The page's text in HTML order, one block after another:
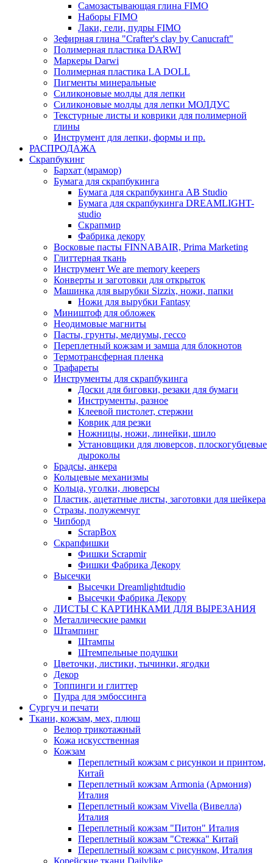
Самозастывающая глина FIMO
Наборы FIMO
Лаки, гели, пудры FIMO
Зефирная глина "Crafter's clay by Canucraft"
Полимерная пластика DARWI
Маркеры Darwi
Полимерная пластика LA DOLL
Пигменты минеральные
Силиконовые молды для лепки
Силиконовые молды для лепки МОЛДУС
Текстурные листы и коврики для полимерной
глины
Инструмент для лепки, формы и пр.
РАСПРОДАЖА
Скрапбукинг
Бархат (мрамор)
Бумага для скрапбукинга
Бумага для скрапбукинга AB Studio
Бумага для скрапбукинга DREAMLIGHT-
studio
Скрапмир
Фабрика декору
Восковые пасты FINNABAIR, Prima Marketing
Глиттерная ткань
Инструмент We are memory keepers
Конверты и заготовки для открыток
Машинка для вырубки Sizzix, ножи, папки
Ножи для вырубки Fantasy
Миништоф для обложек
Неодимовые магниты
Пасты, грунты, медиумы, гессо
Переплетный кожзам и замша для блокнотов
Термотрансферная пленка
Трафареты
Инструменты для скрапбукинга
Доски для биговки, резаки для бумаги
Инструменты, разное
Клеевой пистолет, стержни
Коврик для резки
Ножницы, ножи, линейки, шило
Установщики для люверсов, плоскогубцевые
дыроколы
Брадсы, анкера
Кольцевые механизмы
Кольца, уголки, люверсы
Пластик, ацетатные листы, заготовки для шейкера
Стразы, полужемчуг
Чипборд
ScrapBox
Скрапфишки
Фишки Scrapmir
Фишки Фабрика Декору
Высечки
Высечки Dreamlightdtudio
Высечки Фабрика Декору
ЛИСТЫ С КАРТИНКАМИ ДЛЯ ВЫРЕЗАНИЯ
Металлические рамки
Штампинг
Штампы
Штемпельные подушки
Цветочки, листики, тычинки, ягодки
Декор
Топпинги и глиттер
Пудра для эмбоссинга
Сургуч и печати
Ткани, кожзам, мех, плюш
Велюр трикотажный
Кожа искусственная
Кожзам
Переплетный кожзам с рисункои и принтом,
Китай
Переплетный кожзам Armonia (Армония)
Италия
Переплетный кожзам Vivella (Вивелла)
Италия
Переплетный кожзам "Питон" Италия
Переплетный кожзам "Стежка" Китай
Переплетный кожзам с рисунком, Италия
Корейские ткани Dailylike